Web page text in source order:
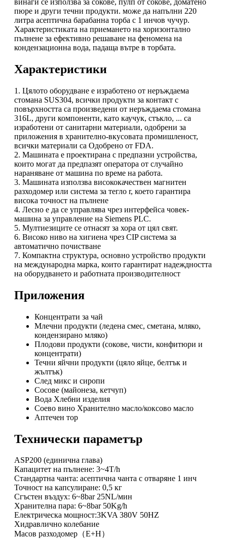
винаги се използва за сокове, пулп от сокове, доматено
пюре и други течни продукти. може да напълни 220
литра асептична барабанна торба с 1 инчов чучур.
Характеристиката на приемането на хоризонтално
пълнене за ефективно решаване на феномена на
кондензационна вода, падаща вътре в торбата.
Характеристики
1. Цялото оборудване е изработено от неръждаема
стомана SUS304, всички продукти за контакт с
повърхността са произведени от неръждаема стомана
316L, други компоненти, като каучук, стъкло, ... са
изработени от санитарни материали, одобрени за
приложения в хранително-вкусовата промишленост,
всички материали са Одобрено от FDA.
2. Машината е проектирана с предпазни устройства,
които могат да предпазят оператора от случайно
нараняване от машина по време на работа.
3. Машината използва висококачествен магнитен
разходомер или система за тегло r, което гарантира
висока точност на пълнене
4. Лесно е да се управлява чрез интерфейса човек-
машина за управление на Siemens PLC.
5. Мултиезиците се отнасят за хора от цял ​​свят.
6. Високо ниво на хигиена чрез CIP система за
автоматично почистване
7. Компактна структура, основно устройство продукти
на международна марка, които гарантират надеждността
на оборудването и работната производителност
Приложения
Концентрати за чай
Млечни продукти (ледена смес, сметана, мляко,
кондензирано мляко)
Плодови продукти (сокове, чисти, конфитюри и
концентрати)
Течни яйчни продукти (цяло яйце, белтък и
жълтък)
След микс и сиропи
Сосове (майонеза, кетчуп)
Вода Хлебни изделия
Соево вино Хранително масло/коксово масло
Аптечен тор
Технически параметър
ASP200 (единична глава)
Капацитет на пълнене: 3~4T/h
Стандартна чанта: асептична чанта с отваряне 1 инч
Точност на капсулиране: 0,5 кг
Сгъстен въздух: 6~8bar 25NL/мин
Хранителна пара: 6~8bar 50Kg/h
Електрическа мощност:3KVA 380V 50HZ
Хидравлично колебание
Масов разходомер（E+H）